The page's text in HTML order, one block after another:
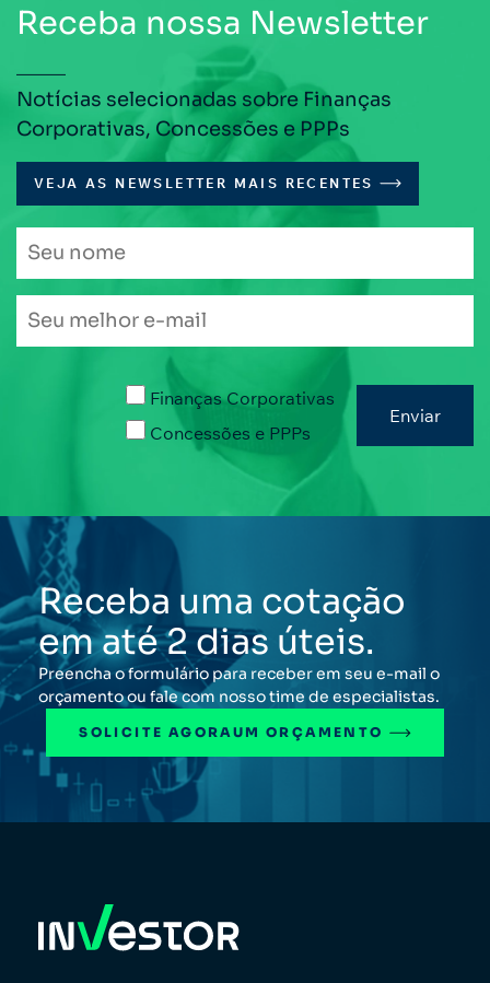
Receba nossa Newsletter
Notícias selecionadas sobre Finanças
Corporativas, Concessões e PPPs
VEJA AS NEWSLETTER MAIS RECENTES
Finanças Corporativas
Concessões e PPPs
Receba uma cotação
em até 2 dias úteis.
Preencha o formulário para receber em seu e-mail o
orçamento ou fale com nosso time de especialistas.
SOLICITE AGORAUM ORÇAMENTO